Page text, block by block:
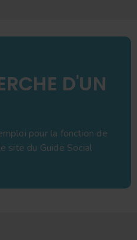
D'UN
pour la fonction de
site du Guide Social